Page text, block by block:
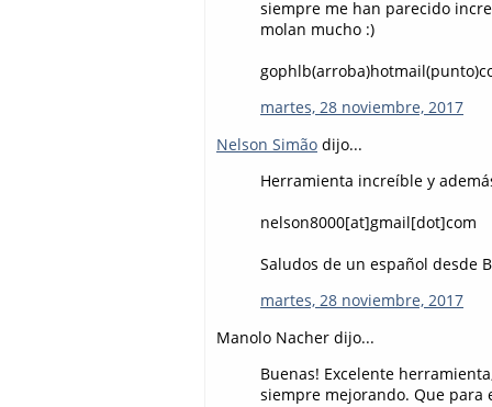
siempre me han parecido
molan mucho :)
martes, 28 noviembre, 2017
Nelson Simão dijo...
Herramienta increíble y
nelson8000[at]gmail[dot]com
Saludos de un español desde
martes, 28 noviembre, 2017
Manolo Nacher dijo...
Buenas! Excelente
siempre mejorando. Que para